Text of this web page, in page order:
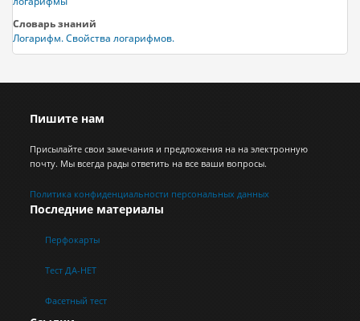
Словарь знаний
Логарифм. Свойства логарифмов.
Пишите нам
Присылайте свои замечания и предложения на на электронную
почту. Мы всегда рады ответить на все ваши вопросы.
Политика конфиденциальности персональных данных
Последние материалы
Перфокарты
Тест ДА-НЕТ
Фасетный тест